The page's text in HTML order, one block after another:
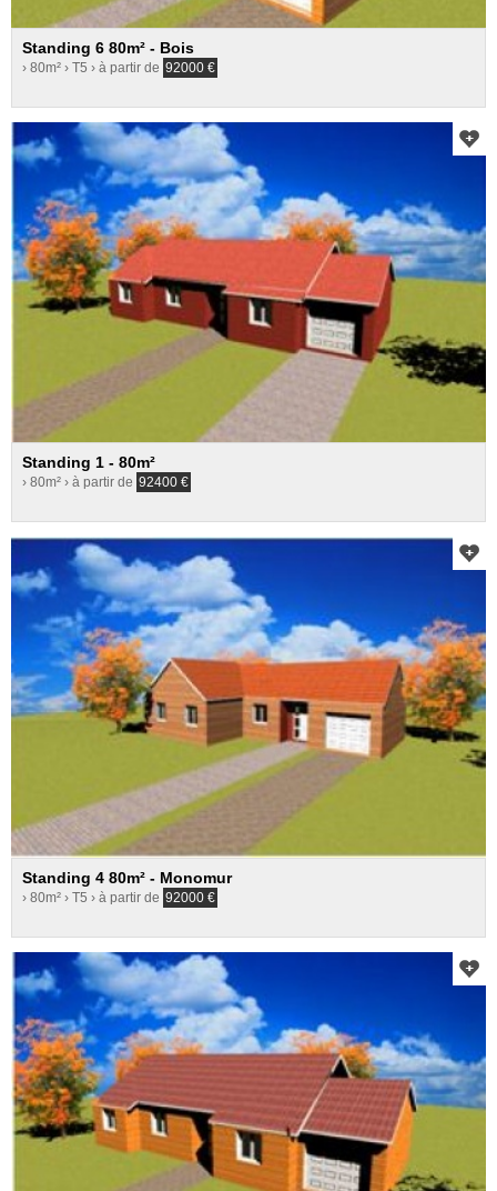
Standing 6 80m² - Bois
› 80m² › T5 › à partir de 92000 €
Standing 1 - 80m²
› 80m² › à partir de 92400 €
Standing 4 80m² - Monomur
› 80m² › T5 › à partir de 92000 €